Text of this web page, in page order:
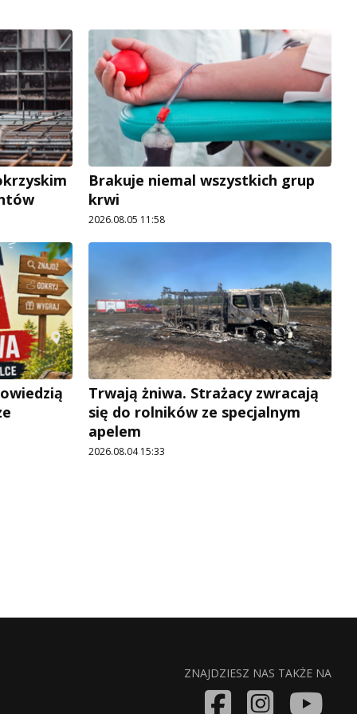
Brakuje niemal wszystkich grup
krwi
2026.08.05 11:58
Trwają żniwa. Strażacy zwracają
się do rolników ze specjalnym
apelem
2026.08.04 15:33
ZNAJDZIESZ NAS TAKŻE NA